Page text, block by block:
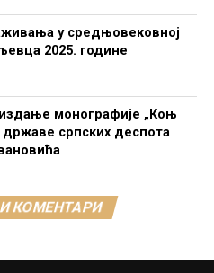
у средњовековној
2025. године
монографије „Коњ
српских деспота
КОМЕНТАРИ